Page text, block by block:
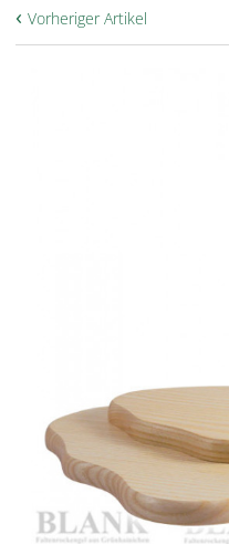
‹ Vorheriger Artikel